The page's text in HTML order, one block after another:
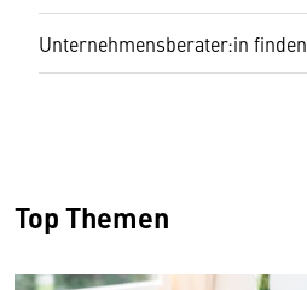
Unternehmensberater:in finden
Top Themen